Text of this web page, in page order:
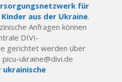
für
aus der Ukraine.
Anfragen können
DIVI-
gerichtet werden über
picu-ukraine@divi.de